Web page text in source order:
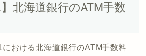
】北海道銀行のATM手数
おける北海道銀行のATM手数料